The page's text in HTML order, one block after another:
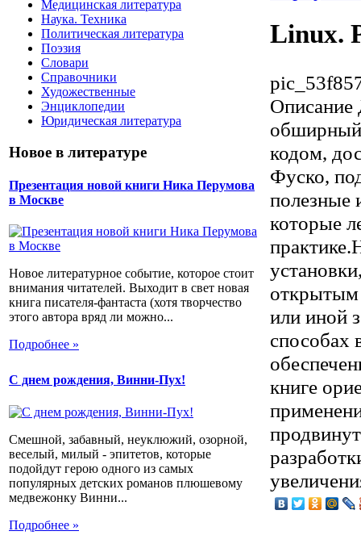
Медицинская литература
Наука. Техника
Политическая литература
Поэзия
Словари
Справочники
Художественные
Энциклопедии
Юридическая литература
Новое в литературе
Презентация новой книги Ника Перумова
в Москве
Новое литературное событие, которое стоит
внимания читателей. Выходит в свет новая
книга писателя-фантаста (хотя творчество
этого автора вряд ли можно...
Подробнее »
С днем рождения, Винни-Пух!
Смешной, забавный, неуклюжий, озорной,
веселый, милый - эпитетов, которые
подойдут герою одного из самых
популярных детских романов плюшевому
медвежонку Винни...
Подробнее »
Linux.
Описание
обширный
кодом,
Фуско,
полезные
которые
открытым
или иной
способах
книге